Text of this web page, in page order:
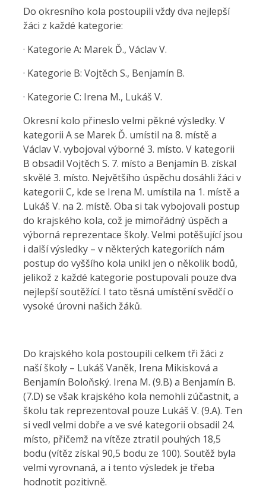
Do okresního kola postoupili vždy dva nejlepší
žáci z každé kategorie:
· Kategorie A: Marek Ď., Václav V.
· Kategorie B: Vojtěch S., Benjamín B.
· Kategorie C: Irena M., Lukáš V.
Okresní kolo přineslo velmi pěkné výsledky. V
kategorii A se Marek Ď. umístil na 8. místě a
Václav V. vybojoval výborné 3. místo. V kategorii
B obsadil Vojtěch S. 7. místo a Benjamín B. získal
skvělé 3. místo. Největšího úspěchu dosáhli žáci v
kategorii C, kde se Irena M. umístila na 1. místě a
Lukáš V. na 2. místě. Oba si tak vybojovali postup
do krajského kola, což je mimořádný úspěch a
výborná reprezentace školy. Velmi potěšující jsou
i další výsledky – v některých kategoriích nám
postup do vyššího kola unikl jen o několik bodů,
jelikož z každé kategorie postupovali pouze dva
nejlepší soutěžící. I tato těsná umístění svědčí o
vysoké úrovni našich žáků.
Do krajského kola postoupili celkem tři žáci z
naší školy – Lukáš Vaněk, Irena Mikisková a
Benjamín Boloňský. Irena M. (9.B) a Benjamín B.
(7.D) se však krajského kola nemohli zúčastnit, a
školu tak reprezentoval pouze Lukáš V. (9.A). Ten
si vedl velmi dobře a ve své kategorii obsadil 24.
místo, přičemž na vítěze ztratil pouhých 18,5
bodu (vítěz získal 90,5 bodu ze 100). Soutěž byla
velmi vyrovnaná, a i tento výsledek je třeba
hodnotit pozitivně.